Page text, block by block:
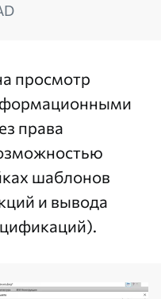
просмотр
права
шаблонов
и вывода